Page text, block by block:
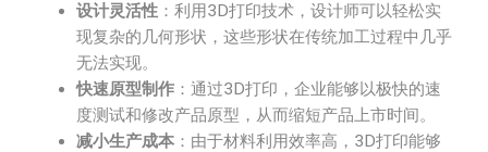
设计灵活性 ：利用3D打印技术，设计师可以轻松实
现复杂的几何形状，这些形状在传统加工过程中几乎
无法实现。
快速原型制作 ：通过3D打印，企业能够以极快的速
度测试和修改产品原型，从而缩短产品上市时间。
减小生产成本 ：由于材料利用效率高，3D打印能够